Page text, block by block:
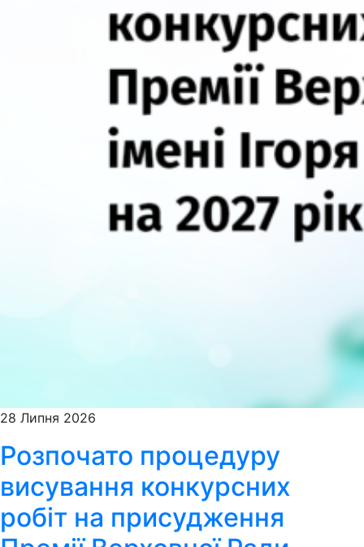
28 Липня 2026
Розпочато процедуру
висування конкурсних
робіт на присудження